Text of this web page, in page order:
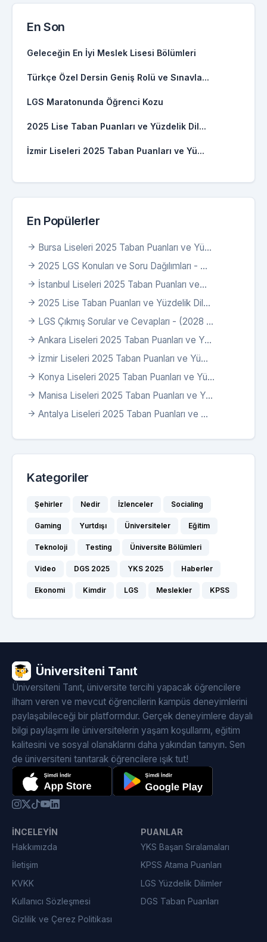
En Son
Geleceğin En İyi Meslek Lisesi Bölümleri
Türkçe Özel Dersin Geniş Rolü ve Sınavla...
LGS Maratonunda Öğrenci Kozu
2025 Lise Taban Puanları ve Yüzdelik Dil...
İzmir Liseleri 2025 Taban Puanları ve Yü...
En Popülerler
Bursa Liseleri 2025 Taban Puanları ve Yü...
2025 LGS Konuları ve Soru Dağılımları - ...
İstanbul Liseleri 2025 Taban Puanları ve...
2025 Lise Taban Puanları ve Yüzdelik Dil...
LGS Çıkmış Sorular ve Cevapları - (2028 ...
Ankara Liseleri 2025 Taban Puanları ve Y...
İzmir Liseleri 2025 Taban Puanları ve Yü...
Konya Liseleri 2025 Taban Puanları ve Yü...
Manisa Liseleri 2025 Taban Puanları ve Y...
Antalya Liseleri 2025 Taban Puanları ve ...
Kategoriler
Şehirler Nedir İzlenceler Socialing
Gaming Yurtdışı Üniversiteler Eğitim
Teknoloji Testing Üniversite Bölümleri
Video DGS 2025 YKS 2025 Haberler
Ekonomi Kimdir LGS Meslekler KPSS
Üniversiteni Tanıt
Üniversiteni Tanıt, üniversite tercihi yapacak öğrencilere
ilham veren ve mevcut öğrencilerin kampüs deneyimlerini
paylaşabileceği bir platformdur. Gerçek deneyimlere dayalı
bilgi paylaşımı ile üniversitelerin yaşam koşullarını, eğitim
kalitesini ve sosyal olanaklarını daha yakından tanıyın. Sen
de üniversiteni tanıtarak öğrencilere ışık tut!
İNCELEYIN
Hakkımızda
İletişim
KVKK
Kullanıcı Sözleşmesi
Gizlilik ve Çerez Politikası
PUANLAR
YKS Başarı Sıralamaları
KPSS Atama Puanları
LGS Yüzdelik Dilimler
DGS Taban Puanları